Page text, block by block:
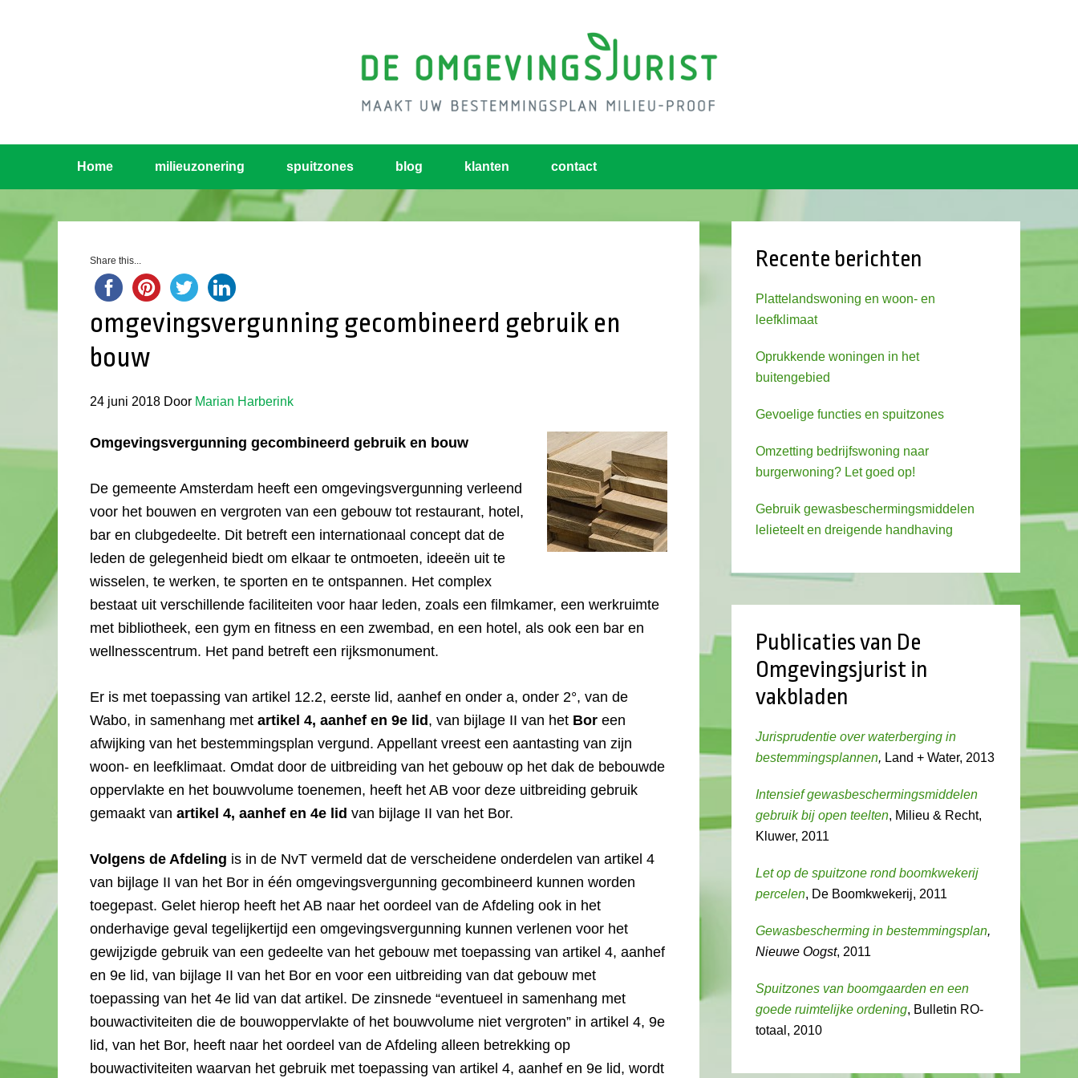
Home milieuzonering spuitzones blog klanten contact
Share this...
omgevingsvergunning gecombineerd gebruik en
bouw
24 juni 2018 Door Marian Harberink
Omgevingsvergunning gecombineerd gebruik en bouw
De gemeente Amsterdam heeft een omgevingsvergunning verleend
voor het bouwen en vergroten van een gebouw tot restaurant, hotel,
bar en clubgedeelte. Dit betreft een internationaal concept dat de
leden de gelegenheid biedt om elkaar te ontmoeten, ideeën uit te
wisselen, te werken, te sporten en te ontspannen. Het complex
bestaat uit verschillende faciliteiten voor haar leden, zoals een filmkamer, een werkruimte
met bibliotheek, een gym en fitness en een zwembad, en een hotel, als ook een bar en
wellnesscentrum. Het pand betreft een rijksmonument.
Er is met toepassing van artikel 12.2, eerste lid, aanhef en onder a, onder 2°, van de
Wabo, in samenhang met artikel 4, aanhef en 9e lid , van bijlage II van het Bor een
afwijking van het bestemmingsplan vergund. Appellant vreest een aantasting van zijn
woon- en leefklimaat. Omdat door de uitbreiding van het gebouw op het dak de bebouwde
oppervlakte en het bouwvolume toenemen, heeft het AB voor deze uitbreiding gebruik
gemaakt van artikel 4, aanhef en 4e lid van bijlage II van het Bor.
Volgens de Afdeling is in de NvT vermeld dat de verscheidene onderdelen van artikel 4
van bijlage II van het Bor in één omgevingsvergunning gecombineerd kunnen worden
toegepast. Gelet hierop heeft het AB naar het oordeel van de Afdeling ook in het
onderhavige geval tegelijkertijd een omgevingsvergunning kunnen verlenen voor het
gewijzigde gebruik van een gedeelte van het gebouw met toepassing van artikel 4, aanhef
en 9e lid, van bijlage II van het Bor en voor een uitbreiding van dat gebouw met
toepassing van het 4e lid van dat artikel. De zinsnede “eventueel in samenhang met
bouwactiviteiten die de bouwoppervlakte of het bouwvolume niet vergroten” in artikel 4, 9e
lid, van het Bor, heeft naar het oordeel van de Afdeling alleen betrekking op
bouwactiviteiten waarvan het gebruik met toepassing van artikel 4, aanhef en 9e lid, wordt
Recente berichten
Plattelandswoning en woon- en
leefklimaat
Oprukkende woningen in het
buitengebied
Gevoelige functies en spuitzones
Omzetting bedrijfswoning naar
burgerwoning? Let goed op!
Gebruik gewasbeschermingsmiddelen
lelieteelt en dreigende handhaving
Publicaties van De
Omgevingsjurist in
vakbladen
Jurisprudentie over waterberging in
bestemmingsplannen, Land + Water, 2013
Intensief gewasbeschermingsmiddelen
gebruik bij open teelten, Milieu & Recht,
Kluwer, 2011
Let op de spuitzone rond boomkwekerij
percelen, De Boomkwekerij, 2011
Gewasbescherming in bestemmingsplan,
Nieuwe Oogst, 2011
Spuitzones van boomgaarden en een
goede ruimtelijke ordening, Bulletin RO-
totaal, 2010